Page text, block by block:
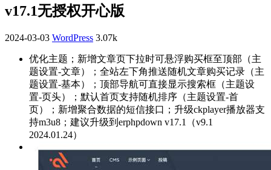
v17.1无授权开心版
2024-03-03 WordPress 3.07k
优化主题；新增文章页下拉时可悬浮购买框至顶部（主
题设置-文章）；全站左下角推送随机文章购买记录（主
题设置-基本）；顶部导航可直接显示搜索框（主题设
置-页头）；默认首页支持随机排序（主题设置-首
页）；新增聚合数据的短信接口；升级ckplayer播放器支
持m3u8；建议升级到erphpdown v17.1（v9.1
2024.01.24）